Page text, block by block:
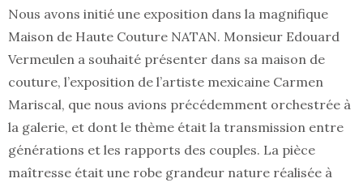
Nous avons initié une exposition dans la magnifique
Maison de Haute Couture NATAN. Monsieur Edouard
Vermeulen a souhaité présenter dans sa maison de
couture, l’exposition de l’artiste mexicaine Carmen
Mariscal, que nous avions précédemment orchestrée à
la galerie, et dont le thème était la transmission entre
générations et les rapports des couples. La pièce
maîtresse était une robe grandeur nature réalisée à